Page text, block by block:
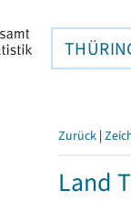
Zurück |
Land